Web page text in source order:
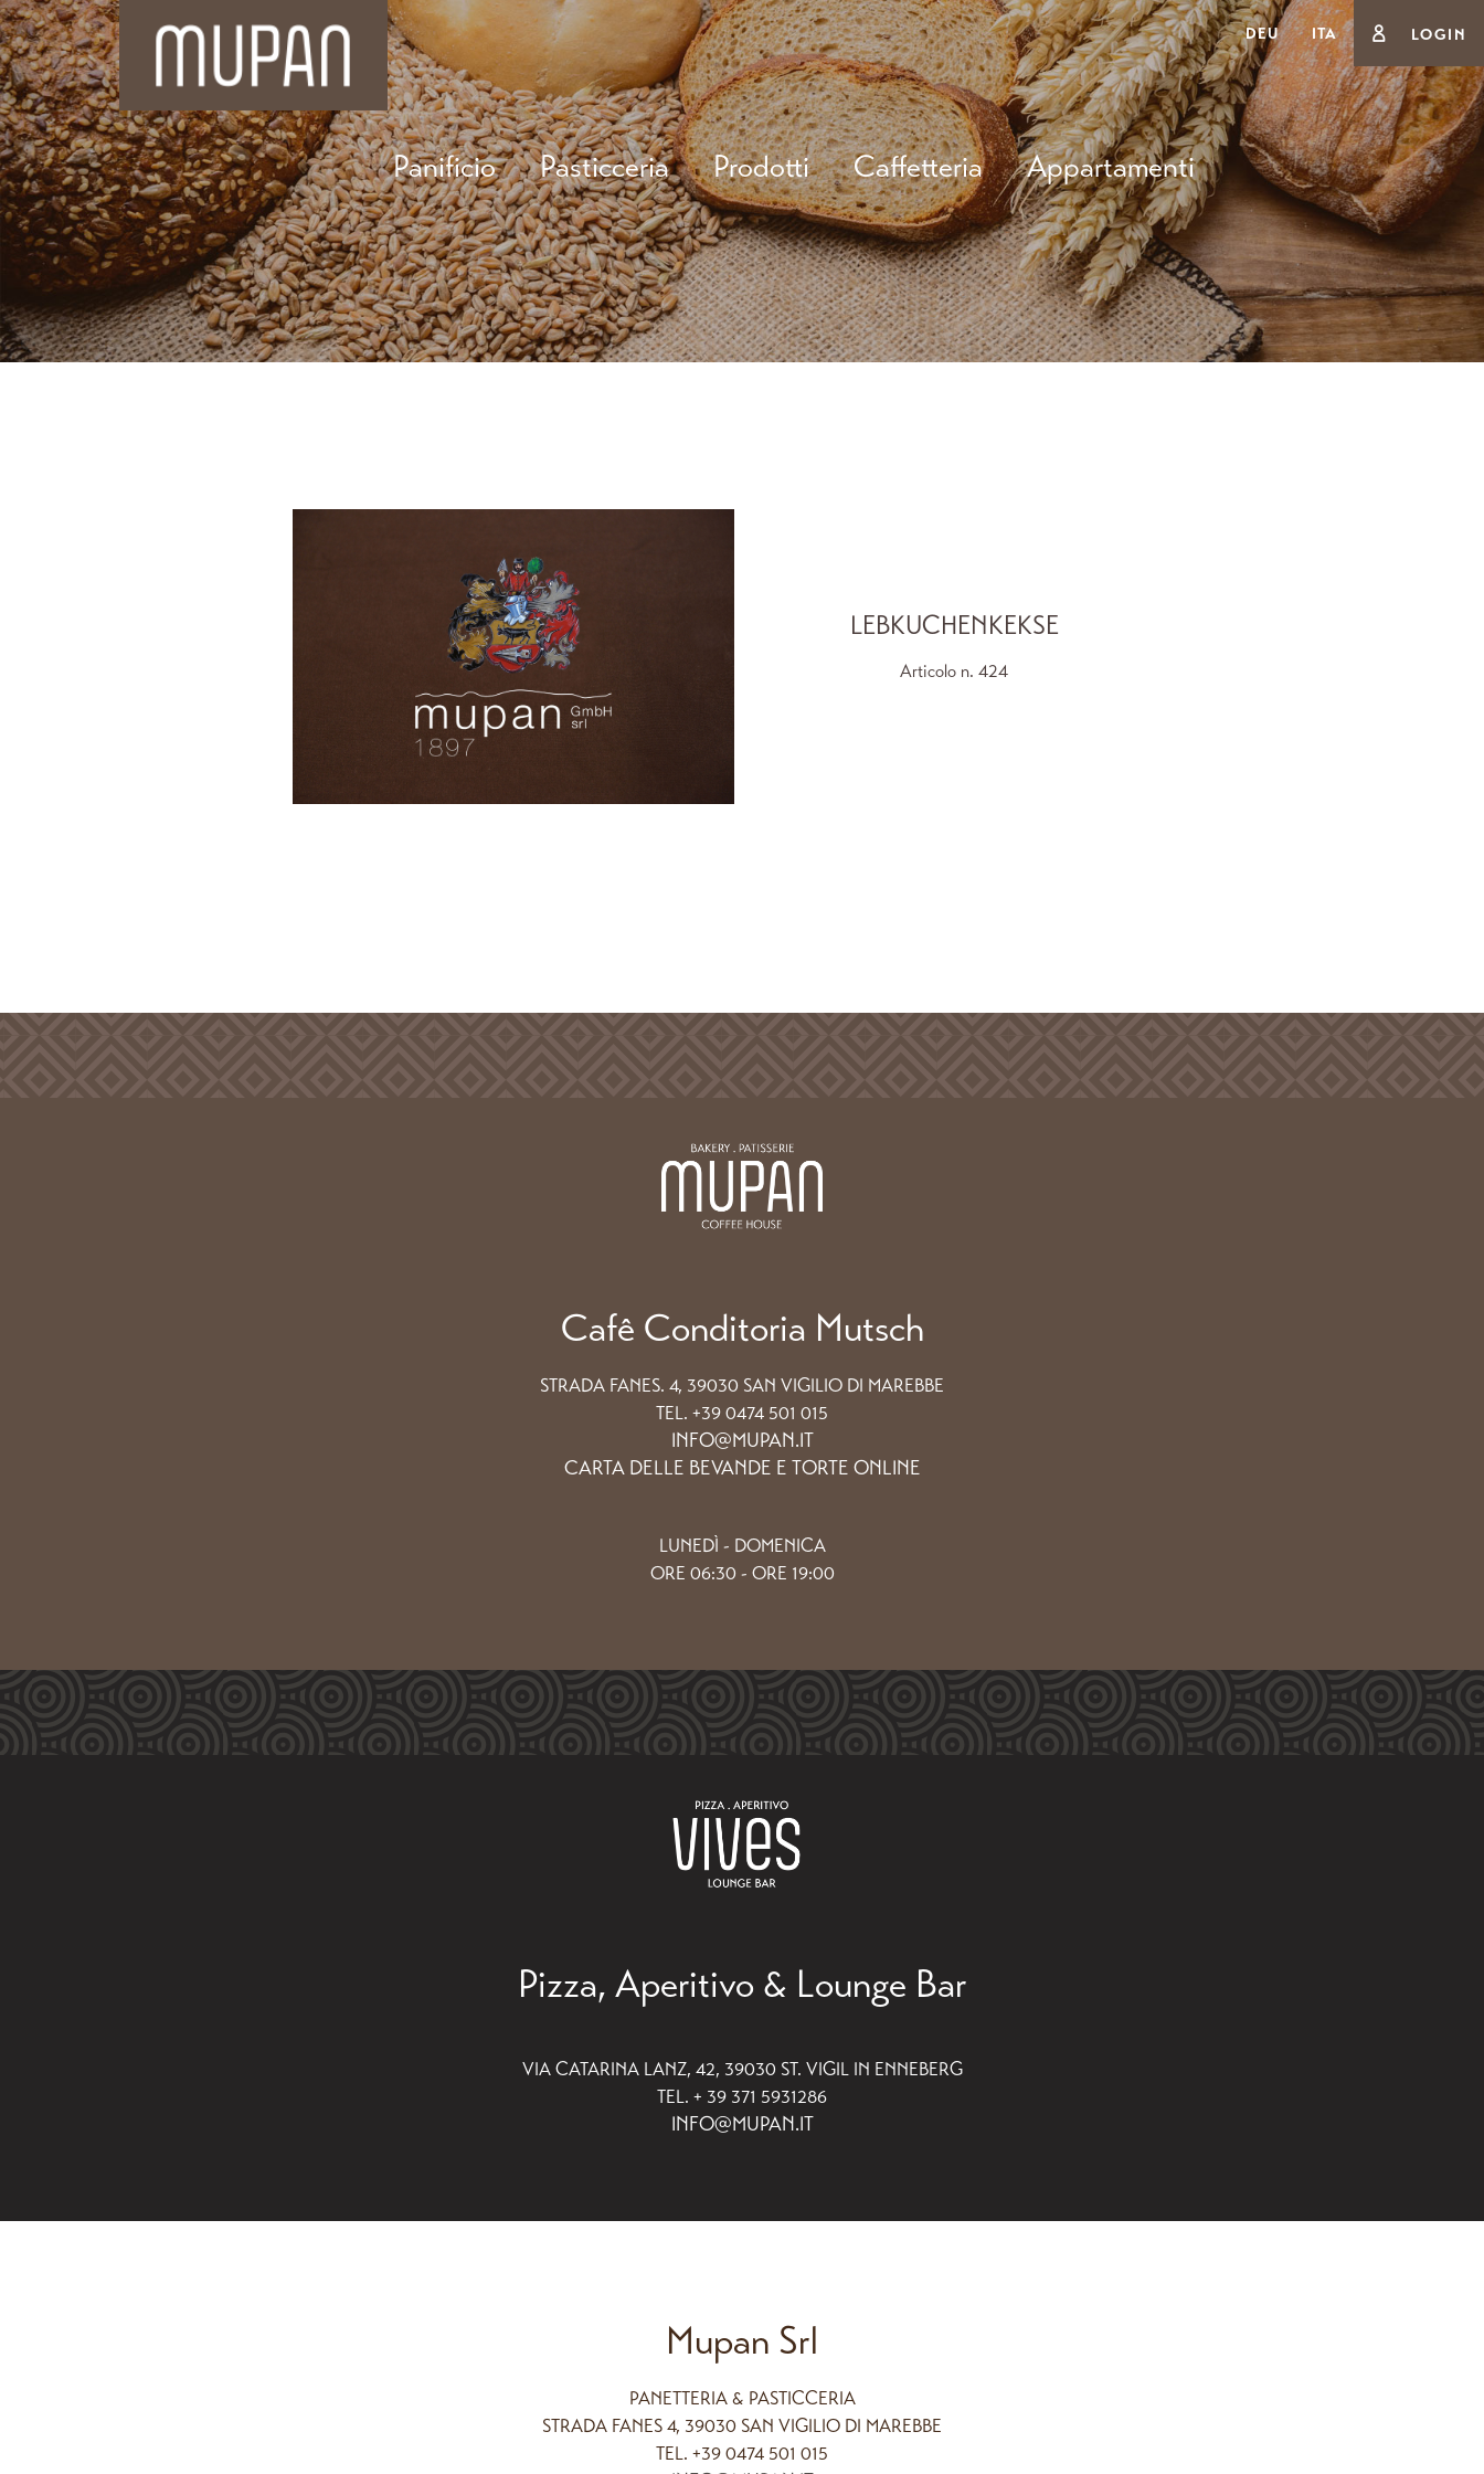
DEU ITA LOGIN
Panificio Pasticceria Prodotti Caffetteria Appartamenti
LEBKUCHENKEKSE
Articolo n. 424
Cafê Conditoria Mutsch
STRADA FANES. 4, 39030 SAN VIGILIO DI MAREBBE
TEL. +39 0474 501 015
INFO@MUPAN.IT
CARTA DELLE BEVANDE E TORTE ONLINE
LUNEDÌ - DOMENICA
ORE 06:30 - ORE 19:00
Pizza, Aperitivo & Lounge Bar
VIA CATARINA LANZ, 42, 39030 ST. VIGIL IN ENNEBERG
TEL. + 39 371 5931286
INFO@MUPAN.IT
Mupan Srl
PANETTERIA & PASTICCERIA
STRADA FANES 4, 39030 SAN VIGILIO DI MAREBBE
TEL. +39 0474 501 015